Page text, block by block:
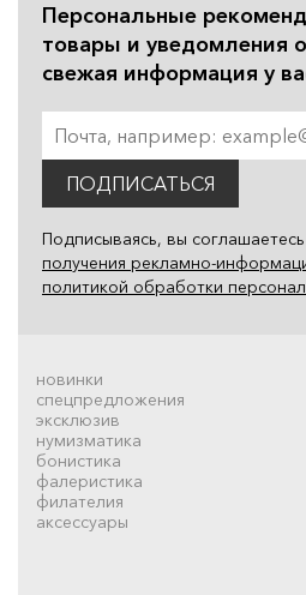
Персональные
товары и уведомления
свежая информация у
ПОДПИСАТЬСЯ
Подписываясь, вы
получения рекламно-
политикой обработки
новинки
спецпредложения
эксклюзив
нумизматика
бонистика
фалеристика
филателия
аксессуары